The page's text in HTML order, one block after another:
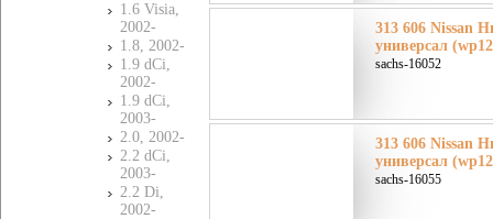
1.6 Visia,
2002-
1.8, 2002-
1.9 dCi,
2002-
1.9 dCi,
2003-
2.0, 2002-
2.2 dCi,
2003-
2.2 Di,
2002-
313 606 Nissan
универсал
sachs-16052
313 606 Nissan
универсал
sachs-16055